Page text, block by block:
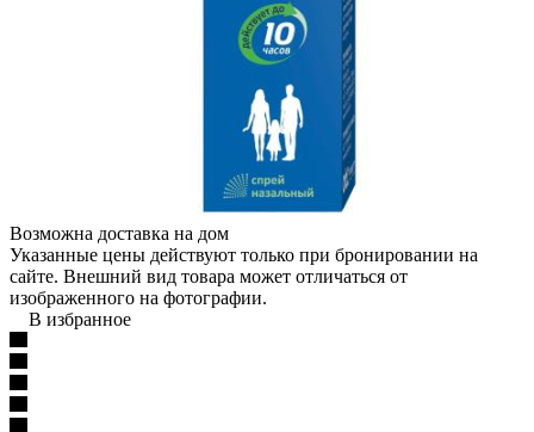
Возможна доставка на дом
Указанные цены действуют только при бронировании на
сайте. Внешний вид товара может отличаться от
изображенного на фотографии.
В избранное